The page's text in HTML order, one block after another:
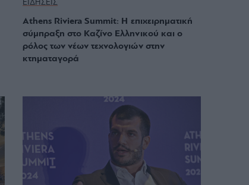
ΕΙΔΗΣΕΙΣ
Athens Riviera Summit: Η επιχειρηματική
σύμπραξη στο Καζίνο Ελληνικού και ο
ρόλος των νέων τεχνολογιών στην
κτηματαγορά